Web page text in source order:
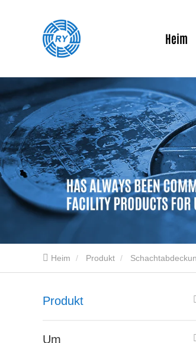
Heim
Heim Produkt
Produkt
Um